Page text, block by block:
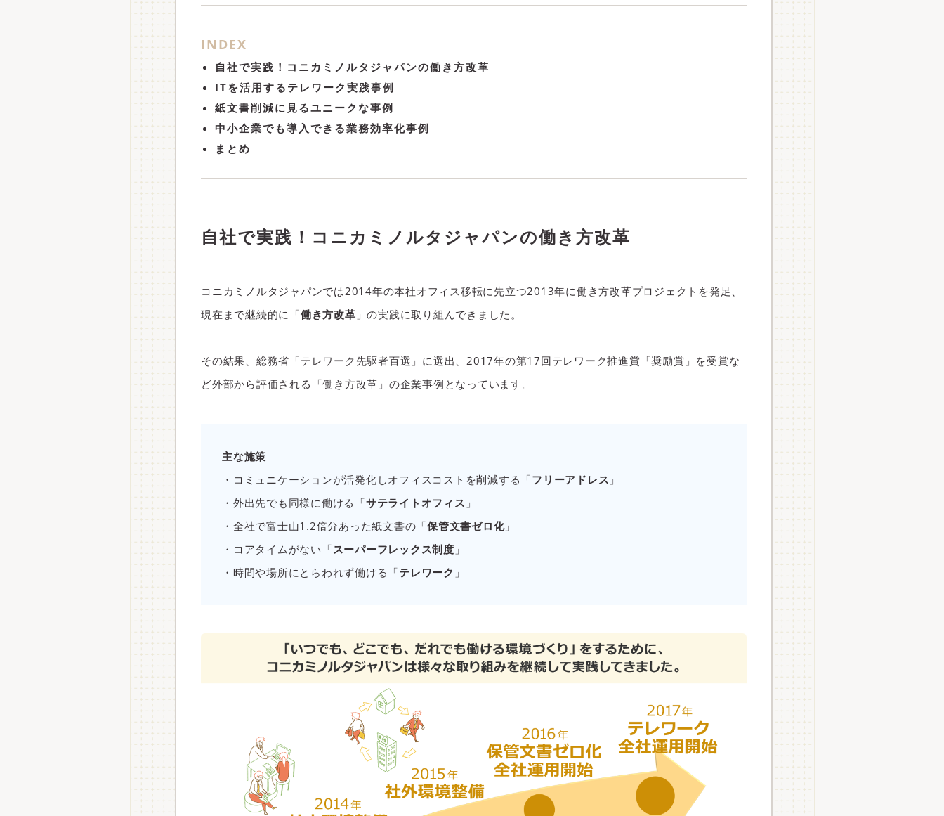
INDEX
自社で実践！コニカミノルタジャパンの働き方改革
ITを活用するテレワーク実践事例
紙文書削減に見るユニークな事例
中小企業でも導入できる業務効率化事例
まとめ
自社で実践！コニカミノルタジャパンの働き方改革
コニカミノルタジャパンでは2014年の本社オフィス移転に先立つ2013年に働き方改革プロジェクトを発足、
現在まで継続的に「働き方改革 」の実践に取り組んできました。
その結果、総務省「テレワーク先駆者百選」に選出、2017年の第17回テレワーク推進賞「奨励賞」を受賞な
ど外部から評価される「働き方改革」の企業事例となっています。
主な施策
・コミュニケーションが活発化しオフィスコストを削減する「フリーアドレス 」
・外出先でも同様に働ける「サテライトオフィス 」
・全社で富士山1.2倍分あった紙文書の「保管文書ゼロ化」
・コアタイムがない「スーパーフレックス制度 」
・時間や場所にとらわれず働ける「テレワーク 」